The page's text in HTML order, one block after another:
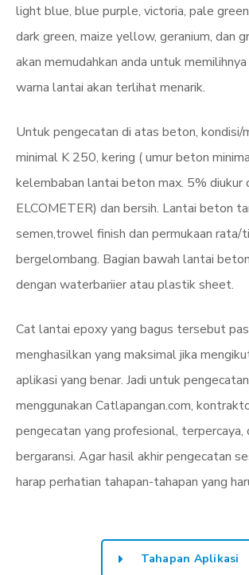
light blue, blue purple, victoria, pale
dark green, maize yellow, geranium, dan
akan memudahkan anda untuk
warna lantai akan terlihat menarik.
Untuk pengecatan di atas beton, kondisi/
minimal K 250, kering ( umur beton
kelembaban lantai beton max. 5% diukur
ELCOMETER) dan bersih. Lantai beton
semen,trowel finish dan permukaan rata/
bergelombang. Bagian bawah lantai
dengan waterbariier atau plastik sheet.
Cat lantai epoxy yang bagus tersebut
menghasilkan yang maksimal jika
aplikasi yang benar. Jadi untuk
menggunakan Catlapangan.com,
pengecatan yang profesional, terpercaya,
bergaransi. Agar hasil akhir pengecatan
harap perhatian tahapan-tahapan yang
Tahapan Aplikasi